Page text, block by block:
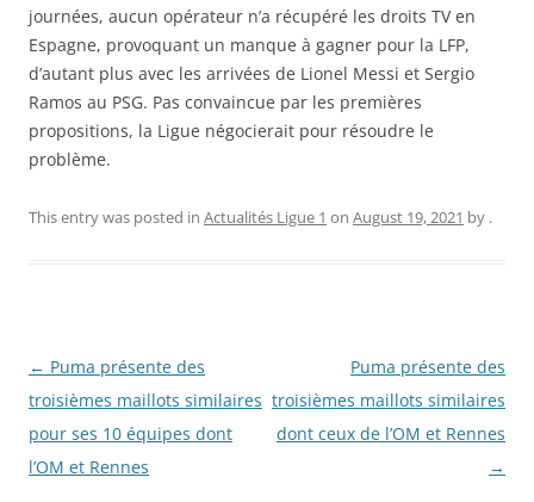
journées, aucun opérateur n’a récupéré les droits TV en
Espagne, provoquant un manque à gagner pour la LFP,
d’autant plus avec les arrivées de Lionel Messi et Sergio
Ramos au PSG. Pas convaincue par les premières
propositions, la Ligue négocierait pour résoudre le
problème.
This entry was posted in Actualités Ligue 1 on August 19, 2021 by .
Post
navigation
← Puma présente des
troisièmes maillots similaires
pour ses 10 équipes dont
l’OM et Rennes
Puma présente des
troisièmes maillots similaires
dont ceux de l’OM et Rennes
→